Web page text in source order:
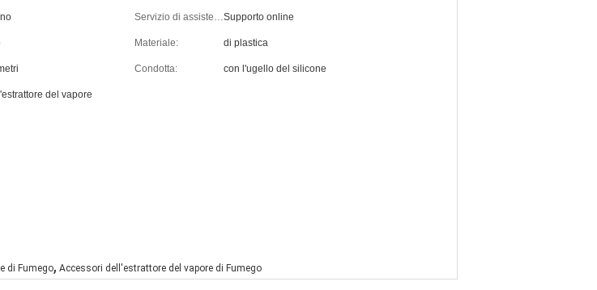
Servizio di assistenza al cliente fornito:Supporto online
Materiale: di plastica
Condotta: con l'ugello del silicone
del vapore
di Fumego, Accessori dell'estrattore del vapore di Fumego